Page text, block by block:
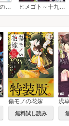
恋は雨上がりのように ヒメゴト～十九歳の制服～
傷モノの花嫁 特装版
無料試し読み